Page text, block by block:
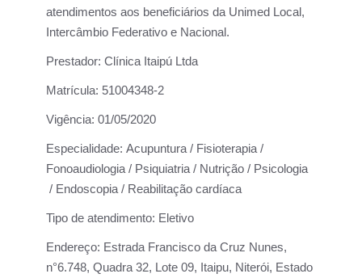
atendimentos aos beneficiários da Unimed Local,
Intercâmbio Federativo e Nacional.
Prestador: Clínica Itaipú Ltda
Matrícula: 51004348-2
Vigência: 01/05/2020
Especialidade: Acupuntura / Fisioterapia /
Fonoaudiologia / Psiquiatria / Nutrição / Psicologia
/ Endoscopia / Reabilitação cardíaca
Tipo de atendimento: Eletivo
Endereço: Estrada Francisco da Cruz Nunes,
n°6.748, Quadra 32, Lote 09, Itaipu, Niterói, Estado